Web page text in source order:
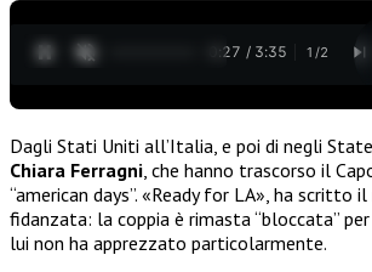
0:28 / 3:35 1 /2
Dagli Stati Uniti all’Italia, e poi di negli
Chiara Ferragni , che hanno trascorso il
“american days”. «Ready for LA», ha
fidanzata: la coppia è rimasta “bloccata”
lui non ha apprezzato particolarmente.